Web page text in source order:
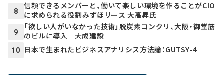
8
信頼できるメンバーと、働いて楽しい環境を作ることがCIO
に求められる役割――みずほリース 大高昇氏
9
「欲しい人がいなかった技術」脱炭素コンクリ、大阪・御堂筋
のビルに導入 大成建設
10 日本で生まれたビジネスアナリシス方法論：GUTSY-4